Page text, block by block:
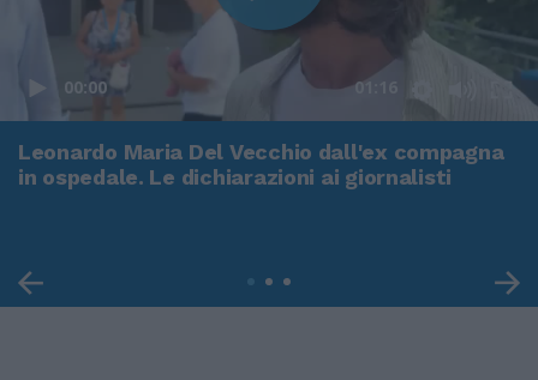
00:00 01:16
Leonardo Maria Del Vecchio dall'ex compagna
in ospedale. Le dichiarazioni ai giornalisti